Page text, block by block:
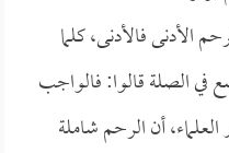
الأدنى فالأدنى، كلما
في الصلة قالوا: فالواجب
أن الرحم شاملة